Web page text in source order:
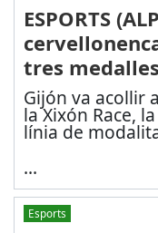
ESPORTS
tres
Gijón va acollir
la Xixón Race,
línia de
...
Esports